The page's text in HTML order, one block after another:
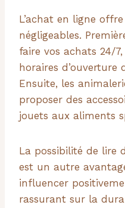
L’achat en ligne
négligeables.
faire vos achats 24/
horaires d’ouverture
Ensuite, les
proposer des
jouets aux aliments
La possibilité de lire
est un autre
influencer
rassurant sur la